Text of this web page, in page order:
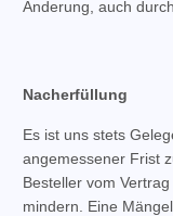
Änderung, auch
Nacherfüllung
Es ist uns stets
angemessener Frist
Besteller vom
mindern. Eine